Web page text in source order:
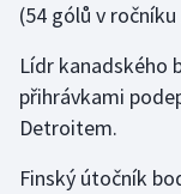
(54 gólů v
Lídr kanadského
přihrávkami
Detroitem.
Finský útočník